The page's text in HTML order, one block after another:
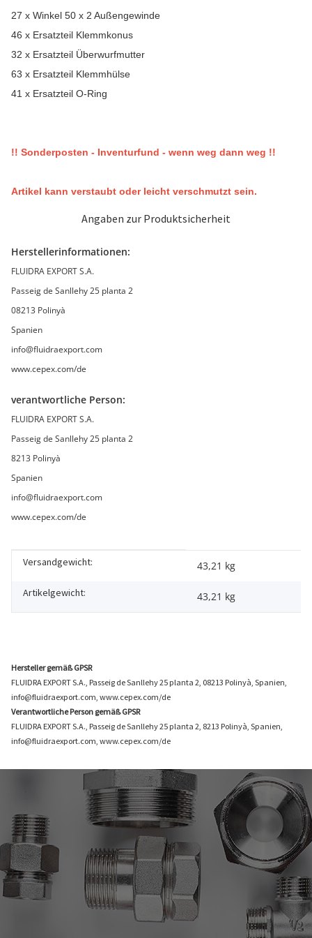
27 x Winkel 50 x 2 Außengewinde
46 x Ersatzteil Klemmkonus
32 x Ersatzteil Überwurfmutter
63 x Ersatzteil Klemmhülse
41 x Ersatzteil O-Ring
!! Sonderposten - Inventurfund - wenn weg dann weg !!
Artikel kann verstaubt oder leicht verschmutzt sein.
Angaben zur Produktsicherheit
Herstellerinformationen:
FLUIDRA EXPORT S.A.
Passeig de Sanllehy 25 planta 2
08213 Polinyà
Spanien
info@fluidraexport.com
www.cepex.com/de
verantwortliche Person:
FLUIDRA EXPORT S.A.
Passeig de Sanllehy 25 planta 2
8213 Polinyà
Spanien
info@fluidraexport.com
www.cepex.com/de
Produkteigenschaft
Wert
Versandgewicht: 43,21 kg
Artikelgewicht: 43,21 kg
Hersteller gemäß GPSR
FLUIDRA EXPORT S.A., Passeig de Sanllehy 25 planta 2, 08213 Polinyà, Spanien,
info@fluidraexport.com, www.cepex.com/de
Verantwortliche Person gemäß GPSR
FLUIDRA EXPORT S.A., Passeig de Sanllehy 25 planta 2, 8213 Polinyà, Spanien,
info@fluidraexport.com, www.cepex.com/de